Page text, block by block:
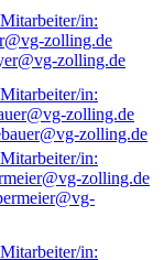
zolling.de
zolling.de